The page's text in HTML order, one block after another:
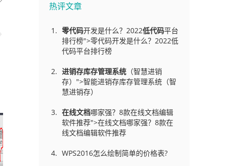
热评文章
零代码开发是什么？2022低代码平台
排行榜">零代码开发是什么？2022低
代码平台排行榜
进销存库存管理系统 （智慧进销
存）">智能进销存库存管理系统（智
慧进销存）
在线文档哪家强？8款在线文档编辑
软件推荐">在线文档哪家强？8款在
线文档编辑软件推荐
WPS2016怎么绘制简单的价格表?